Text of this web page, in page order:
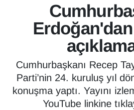
Cumhurbaşkanı Recep
Parti’nin 24. kuruluş yıl
konuşma yaptı. Yayını
YouTube linkine
Biyografi
Bölge Haberleri
ÇEVRE
Deprem
Van Trafik Yoğunluk
Süper Lig Puan Durumu ve
Tüm Manşetler
Son Dakika Haberleri